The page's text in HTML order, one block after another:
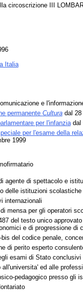
circoscrizione III
Italia
e
permanente Culturadal 28
per l'infanziadal
per l'esame della
1999
agente di spettacolo e
delle istituzioni scolastiche
internazionali
mensa per gli operatori
del testo unico
e di progressione di
del codice penale,
di perito esperto
esami di Stato
ed alle
pedagogico presso gli